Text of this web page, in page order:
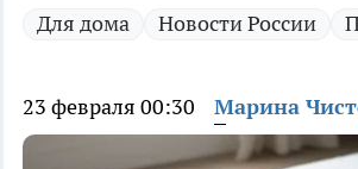
Для дома Новости России
23 февраля 00:30 Марина